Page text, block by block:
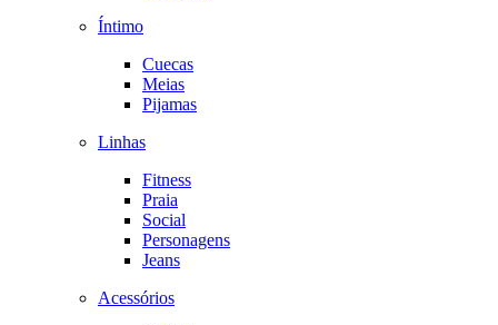
Íntimo
Cuecas
Meias
Pijamas
Linhas
Fitness
Praia
Social
Personagens
Jeans
Acessórios